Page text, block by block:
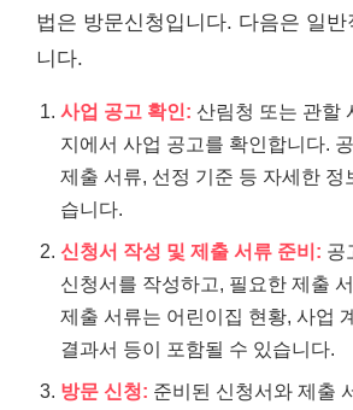
법은 방문신청입니다. 다음은 일반
니다.
사업 공고 확인: 산림청 또는 관할
지에서 사업 공고를 확인합니다.
제출 서류, 선정 기준 등 자세한 정
습니다.
신청서 작성 및 제출 서류 준비: 공
신청서를 작성하고, 필요한 제출
제출 서류는 어린이집 현황, 사업
결과서 등이 포함될 수 있습니다.
방문 신청: 준비된 신청서와 제출